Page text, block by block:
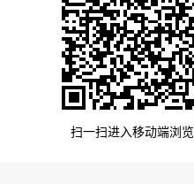
扫一扫进入移动端浏览